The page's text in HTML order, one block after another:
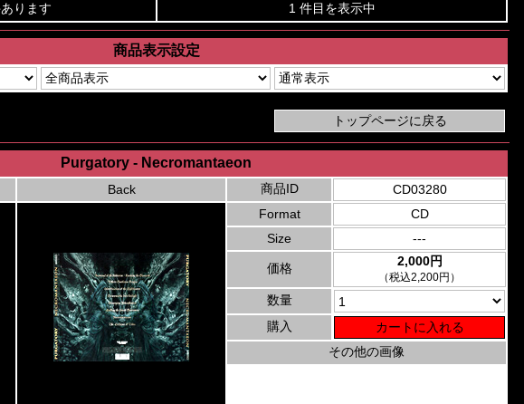
ります 1 件目を表示中
商品表示設定
Purgatory - Necromantaeon
Back 商品ID
CD03280
Format
CD
Size
---
価格 2,000円
（税込2,200円）
数量
購入
その他の画像